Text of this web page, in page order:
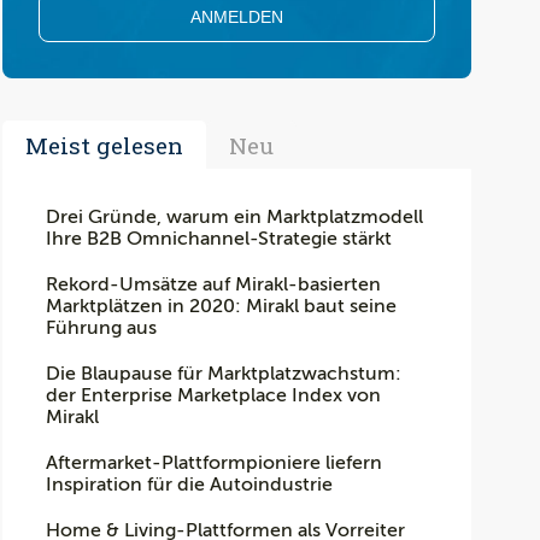
Meist gelesen Neu
Drei Gründe, warum ein Marktplatzmodell
Ihre B2B Omnichannel-Strategie stärkt
Rekord-Umsätze auf Mirakl-basierten
Marktplätzen in 2020: Mirakl baut seine
Führung aus
Die Blaupause für Marktplatzwachstum:
der Enterprise Marketplace Index von
Mirakl
Aftermarket-Plattformpioniere liefern
Inspiration für die Autoindustrie
Home & Living-Plattformen als Vorreiter